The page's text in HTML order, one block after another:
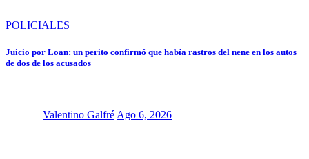
POLICIALES
Juicio por Loan: un perito confirmó que había rastros del nene en los autos
de dos de los acusados
Valentino Galfré Ago 6, 2026